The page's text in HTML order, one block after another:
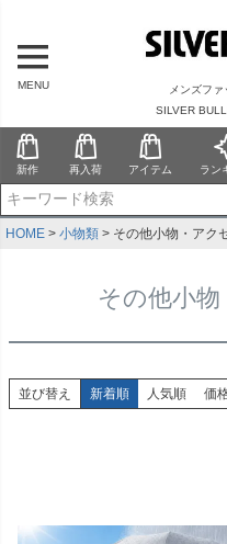
MENU
メンズフ
SILVER
新作 再入荷 アイテム ラン
HOME 小物類 その他小物・アク
その他小
並び替え 新着順 人気順 価